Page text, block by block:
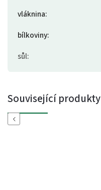
vláknina:
bílkoviny:
sůl:
Související produkty
Previous